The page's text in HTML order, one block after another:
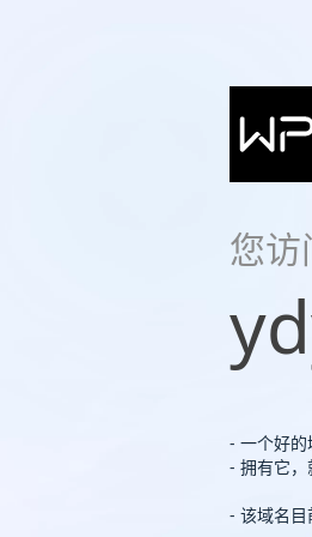
您访
- 一个好的
- 拥有它
- 该域名目